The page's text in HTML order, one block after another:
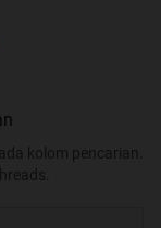
kolom pencarian.